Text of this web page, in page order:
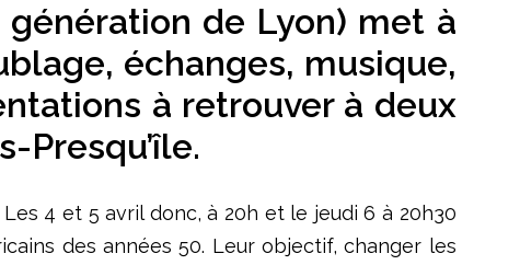
de Lyon) met à
échanges, musique,
à retrouver à deux
Presqu’île.
4 et 5 avril donc, à 20h et le jeudi 6 à 20h30
des années 50. Leur objectif, changer les